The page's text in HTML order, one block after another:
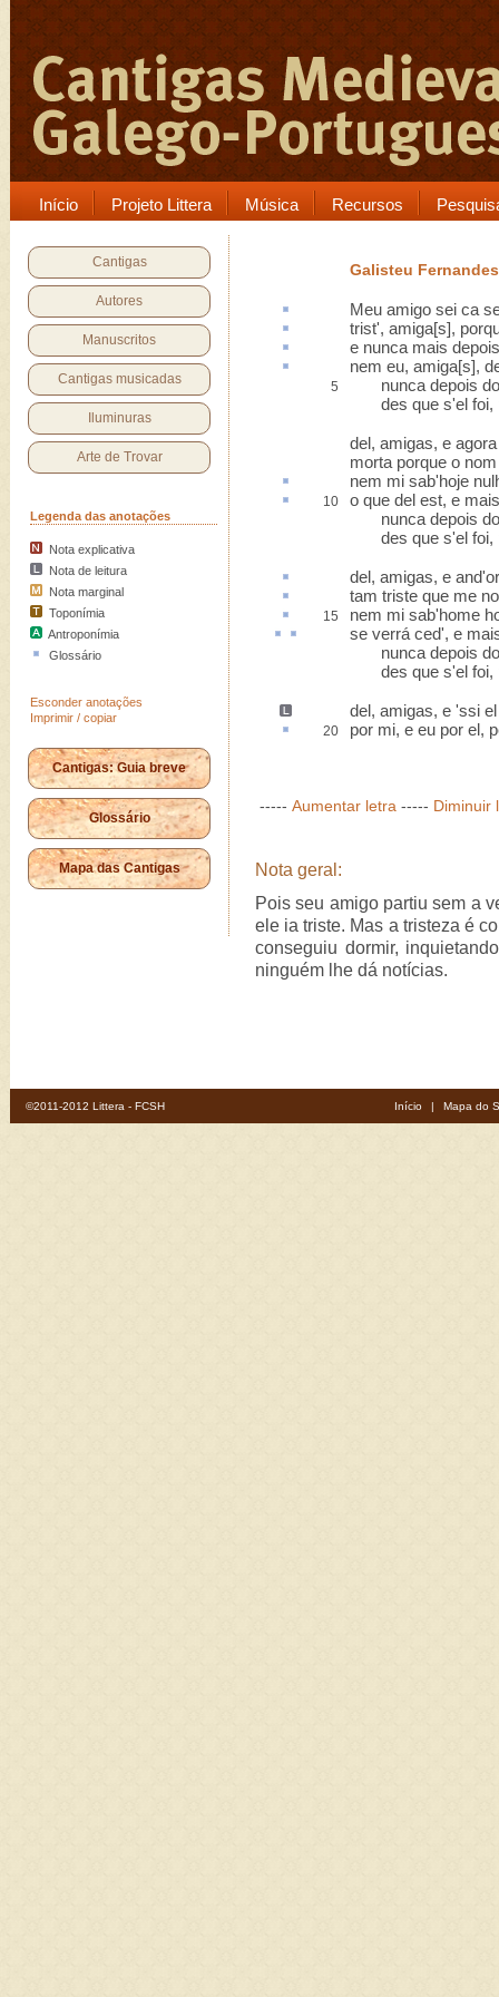
Início Projeto Littera Música Recursos
Cantigas
Autores
Manuscritos
Cantigas musicadas
Iluminuras
Arte de Trovar
Legenda das anotações
Nota explicativa
Nota de leitura
Nota marginal
Toponímia
Antroponímia
Glossário
Esconder anotações
Imprimir / copiar
Cantigas: Guia breve
Glossário
Mapa das Cantigas
Galisteu Fernandes
Meu amigo sei ca
trist', amiga[s],
e nunca mais
nem eu, amiga[s],
5
nunca depois
des que s'el foi,
del, amigas, e
morta porque o
nem mi sab'hoje
10
o que del est, e
nunca depois
des que s'el foi,
del, amigas, e
tam triste que me
15
nem mi sab'home
se verrá ced', e
nunca depois
des que s'el foi,
del, amigas, e 'ssi
20 por mi, e eu por el,
----- Aumentar letra ----- Diminuir
Nota geral:
Pois seu amigo partiu sem a
ele ia triste. Mas a tristeza é
conseguiu dormir,
ninguém lhe dá notícias.
©2011-2012 Littera - FCSH Início | Mapa do